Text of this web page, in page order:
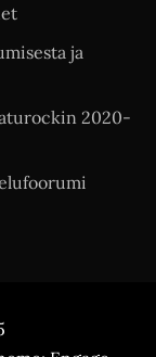
ja
2020-